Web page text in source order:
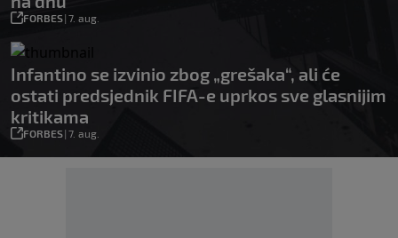
FORBES| 7. aug.
Infantino se izvinio zbog „grešaka“, ali će
ostati predsjednik FIFA-e uprkos sve glasnijim
kritikama
FORBES| 7. aug.